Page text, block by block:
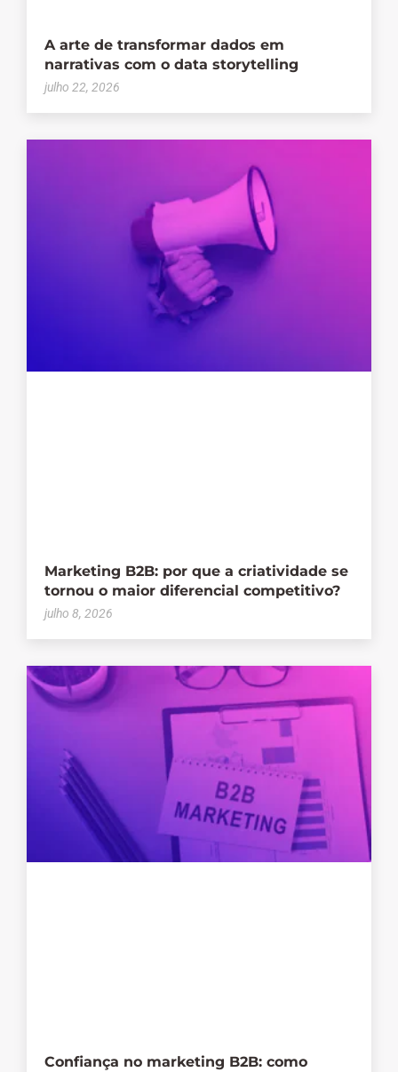
A arte de transformar dados em
narrativas com o data storytelling
julho 22, 2026
Marketing B2B: por que a criatividade se
tornou o maior diferencial competitivo?
julho 8, 2026
Confiança no marketing B2B: como